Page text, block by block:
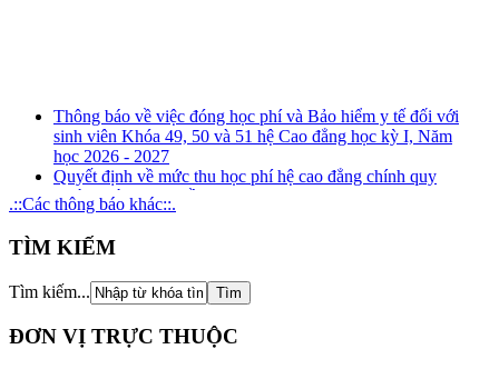
Thông báo về việc đóng học phí và Bảo hiểm y tế đối với
sinh viên Khóa 49, 50 và 51 hệ Cao đẳng học kỳ I, Năm
học 2026 - 2027
Quyết định về mức thu học phí hệ cao đẳng chính quy
(ngành đào tạo nghề) năm học 2026 - 2027
Kế hoạch tuyên truyền, phổ biến, giáo dục pháp luật về
phòng, chống tham nhũng, tiêu cực năm 2026
Kế hoạch tổ chức rà soát xung đột lợi ích năm 2026
đối với giảng viên giáo dục nghề nghiệp từ hạng III lên
.::Các thông báo khác::.
TÌM KIẾM
Tìm kiếm...
ĐƠN VỊ TRỰC THUỘC